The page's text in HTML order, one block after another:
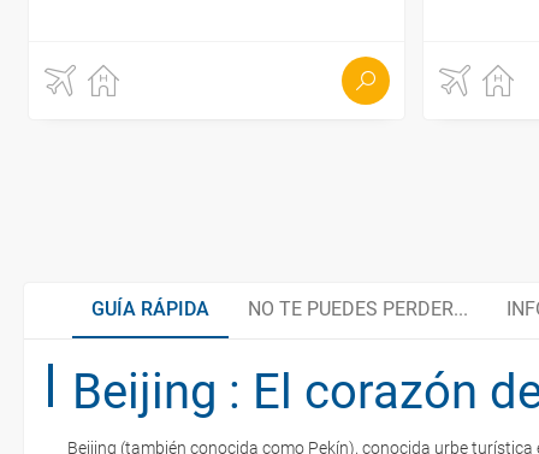
GUÍA RÁPIDA NO TE PUEDES PERDER...
Beijing : El corazón
Beijing (también conocida como Pekín), conocida urbe turística
Nuevo Año Chino
Organiza tu viaje